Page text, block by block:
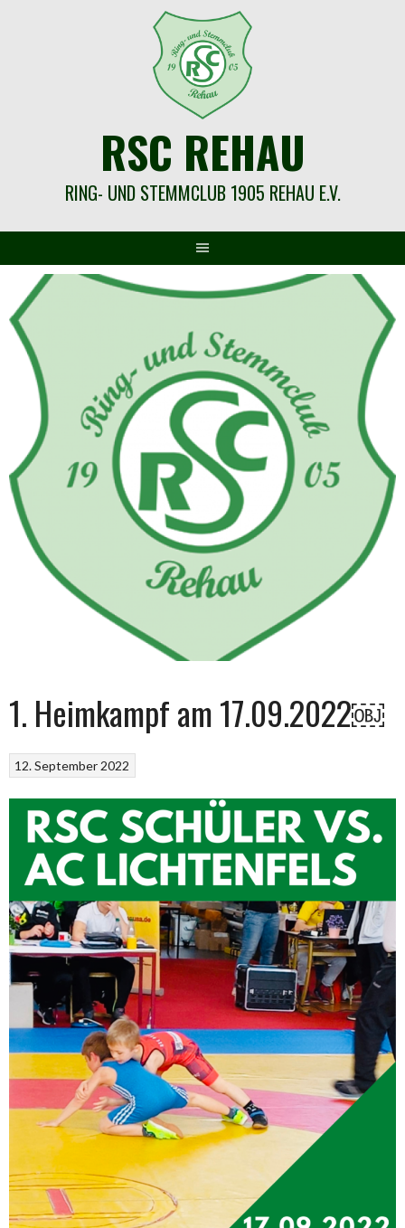
RSC REHAU
RING- UND STEMMCLUB 1905 REHAU E.V.
1. Heimkampf am 17.09.2022￼
12. September 2022